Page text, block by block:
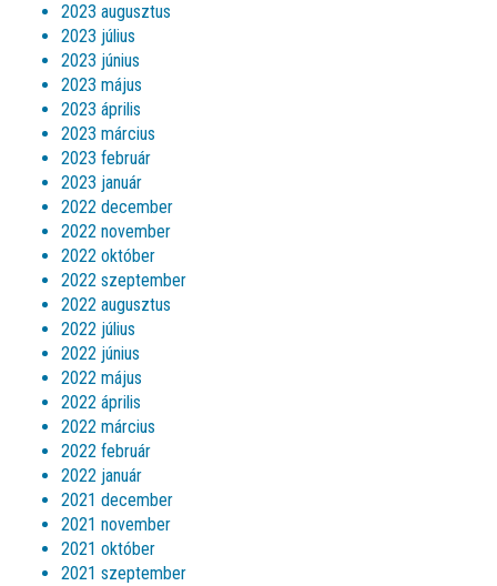
2023 augusztus
2023 július
2023 június
2023 május
2023 április
2023 március
2023 február
2023 január
2022 december
2022 november
2022 október
2022 szeptember
2022 augusztus
2022 július
2022 június
2022 május
2022 április
2022 március
2022 február
2022 január
2021 december
2021 november
2021 október
2021 szeptember